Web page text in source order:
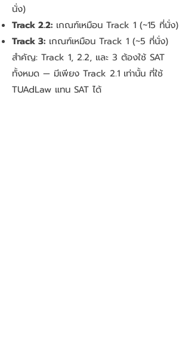
นั่ง)
Track 2.2: เกณฑ์เหมือน Track 1 (~15 ที่นั่ง)
Track 3: เกณฑ์เหมือน Track 1 (~5 ที่นั่ง)
สำคัญ: Track 1, 2.2, และ 3 ต้องใช้ SAT
ทั้งหมด — มีเพียง Track 2.1 เท่านั้น ที่ใช้
TUAdLaw แทน SAT ได้